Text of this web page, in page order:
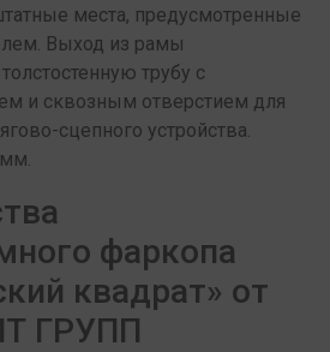
места, предусмотренные
Выход из рамы
трубу с
и сквозным отверстием для
сцепного устройства.
фаркопа
квадрат» от
ГРУПП